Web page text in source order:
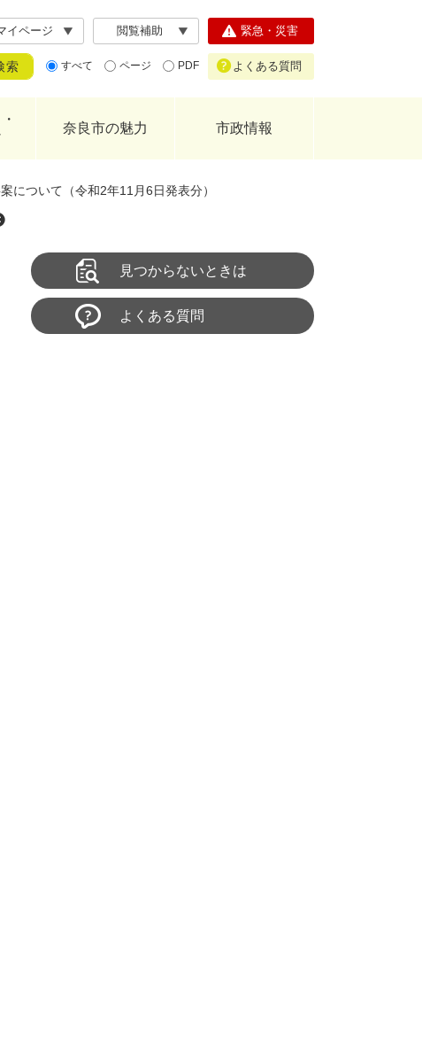
イページ 閲覧補助
すべて ページ PDF
緊急・災害
よくある質問
奈良市の魅力 市政情報
について（令和2年11月6日発表分）
見つからないときは
よくある質問